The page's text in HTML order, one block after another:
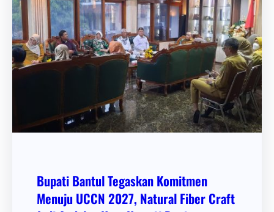
Bupati Bantul Tegaskan Komitmen
Menuju UCCN 2027, Natural Fiber Craft